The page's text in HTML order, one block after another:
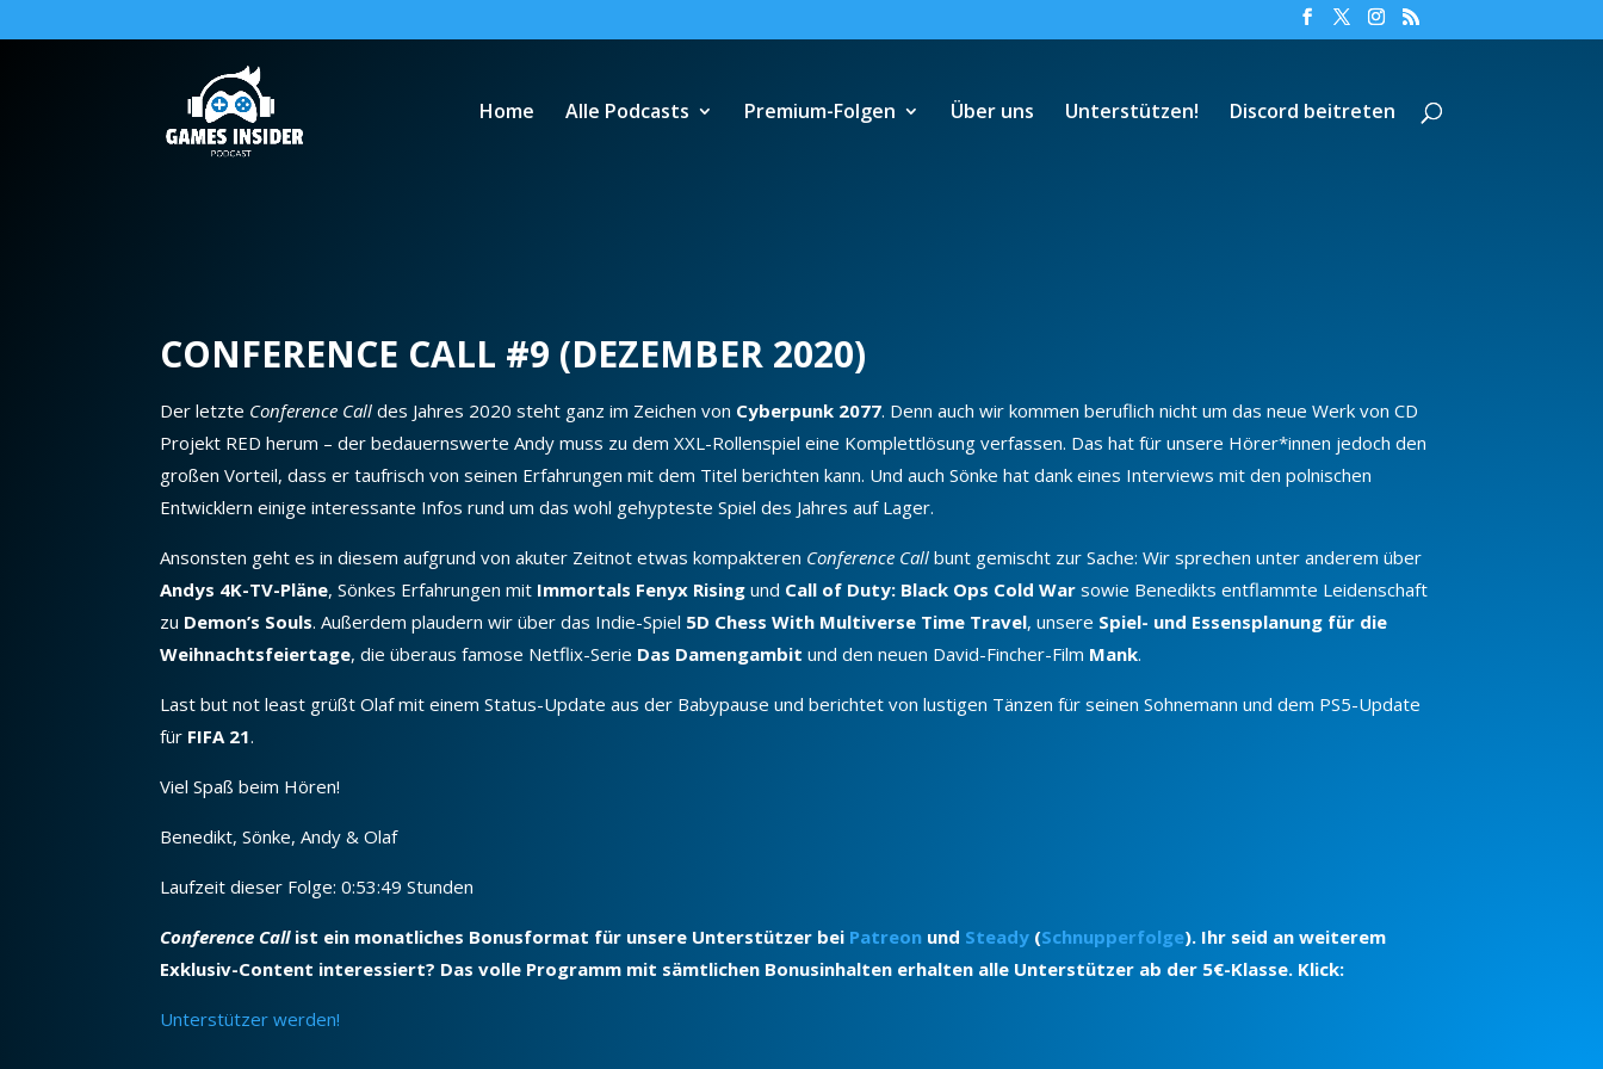
Home Alle Podcasts Premium-Folgen Über uns Unterstützen! Discord beitreten
CONFERENCE CALL #9 (DEZEMBER 2020)
Der letzte Conference Call des Jahres 2020 steht ganz im Zeichen von Cyberpunk 2077. Denn auch wir kommen beruflich nicht um das neue Werk von CD
Projekt RED herum – derbedauernswerteAndy muss zu dem XXL-Rollenspiel eine Komplettlösung verfassen. Das hat für unsere Hörer*innen jedoch den
großen Vorteil, dass er taufrisch von seinen Erfahrungen mit dem Titel berichten kann. Und auch Sönke hat dank eines Interviews mit den polnischen
Entwicklern einige interessante Infos rund um das wohl gehypteste Spiel des Jahres auf Lager.
Ansonsten geht es in diesemaufgrund von akuter Zeitnot etwas kompakteren Conference Call bunt gemischt zur Sache: Wir sprechen unter anderem über
Andys 4K-TV-Pläne, Sönkes Erfahrungen mit Immortals Fenyx Risingund Call of Duty: Black Ops Cold War sowie Benedikts entflammte Leidenschaft
zu Demon’s Souls. Außerdem plaudern wir über das Indie-Spiel 5D Chess With Multiverse Time Travel, unsere Spiel- und Essensplanung für die
Weihnachtsfeiertage, die überaus famose Netflix-Serie Das Damengambit und den neuen David-Fincher-Film Mank.
Last but not least grüßt Olaf mit einem Status-Update aus der Babypause und berichtet von lustigen Tänzen für seinen Sohnemann und dem PS5-Update
für FIFA 21.
Viel Spaß beim Hören!
Benedikt, Sönke, Andy & Olaf
Laufzeit dieser Folge: 0:53:49 Stunden
Conference Call ist ein monatliches Bonusformat für unsere Unterstützer bei Patreon und Steady (Schnupperfolge). Ihr seid an weiterem
Exklusiv-Content interessiert? Das volle Programm mit sämtlichen Bonusinhalten erhalten alle Unterstützer ab der 5€-Klasse. Klick:
Unterstützer werden!